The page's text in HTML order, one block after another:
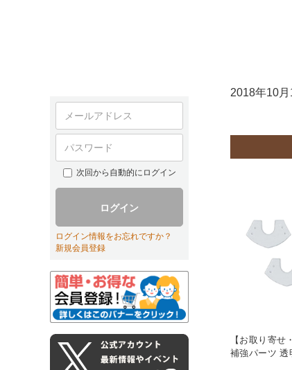
次回から自動的にログイン
ログイン
ログイン情報をお忘れですか？
新規会員登録
2018年10月
【お取り寄せ
補強パーツ 透